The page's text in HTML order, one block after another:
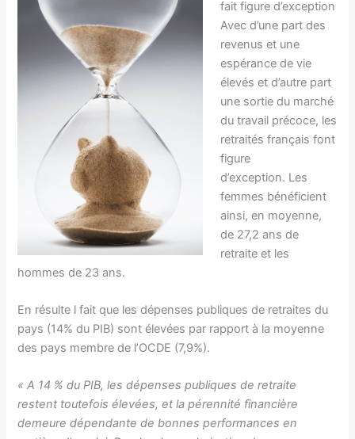
fait figure d’exception
Avec d’une part des
revenus et une
espérance de vie
élevés et d’autre part
une sortie du marché
du travail précoce, les
retraités français font
figure
d’exception. Les
femmes bénéficient
ainsi, en moyenne,
de 27,2 ans de
retraite et les
hommes de 23 ans.
En résulte l fait que les dépenses publiques de retraites du
pays (14% du PIB) sont élevées par rapport à la moyenne
des pays membre de l’OCDE (7,9%).
« A 14 % du PIB, les dépenses publiques de retraite
restent toutefois élevées, et la pérennité financière
demeure dépendante de bonnes performances en